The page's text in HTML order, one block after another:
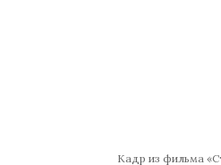
Кадр из фильма